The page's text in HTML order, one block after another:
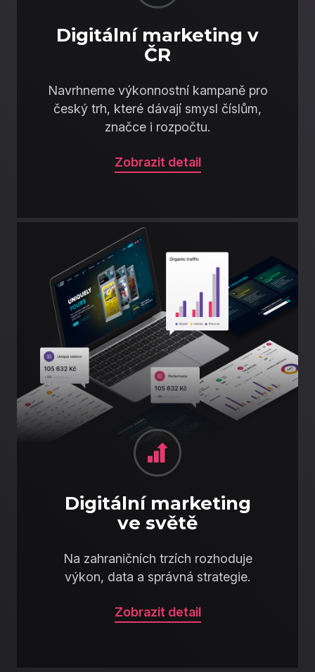
Digitální marketing v
ČR
Navrhneme výkonnostní kampaně pro
český trh, které dávají smysl číslům,
značce i rozpočtu.
Zobrazit detail
Digitální marketing
ve světě
Na zahraničních trzích rozhoduje
výkon, data a správná strategie.
Zobrazit detail